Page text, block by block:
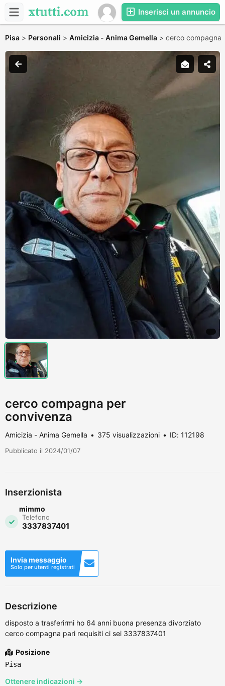
Inserisci un annuncio
Pisa > Personali > Amicizia - Anima Gemella > cerco
cerco compagna per
convivenza
Amicizia - Anima Gemella 375 visualizzazioni ID: 112198
Pubblicato il 2024/01/07
Inserzionista
mimmo
Telefono
3337837401
Invia messaggio
Solo per utenti registrati
Descrizione
disposto a trasferirmi ho 64 anni buona presenza divorziato
cerco compagna pari requisiti ci sei 3337837401
Posizione
Pisa
Ottenere indicazioni →